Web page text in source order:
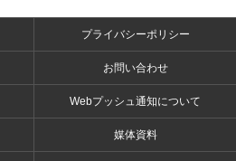
プライバシーポリシー
お問い合わせ
Webプッシュ通知について
媒体資料